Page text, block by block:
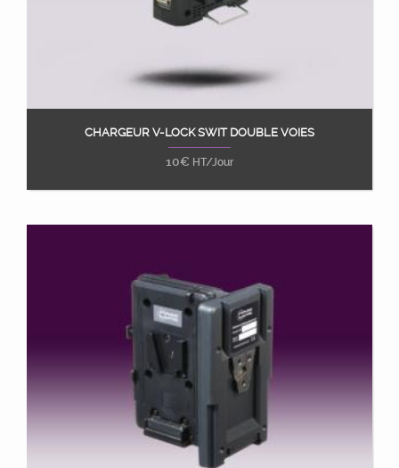
Ajouter au panier
CHARGEUR V-LOCK SWIT DOUBLE VOIES
10€ HT/Jour